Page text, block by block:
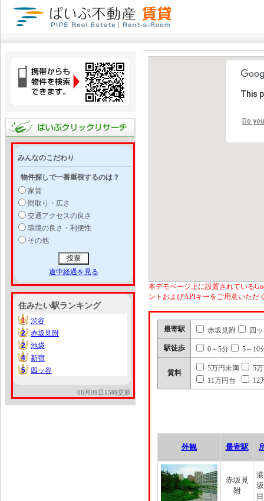
みんなのこだわり
物件探しで一番重視するのは？
家賃
間取り・広さ
交通アクセスの良さ
環境の良さ・利便性
その他
途中経過を見る
住みたい駅ランキング
1
1
渋谷
2
2
赤坂見附
2
2
池袋
4
4
新宿
5
5 四ッ谷
08月09日15時更新
This
Do
本デモページ上に設置されている
ントおよびAPIキーをご用意いただ
最寄駅 赤坂見附 四
駅徒歩 0～5分 5～10
賃料
5万円未満
5
11万円台
12
外観 最寄駅
赤坂見
附
目